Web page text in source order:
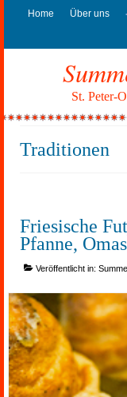
Home Über uns
St. Peter-
Traditionen
Friesische
Pfanne,
Veröffentlicht in: